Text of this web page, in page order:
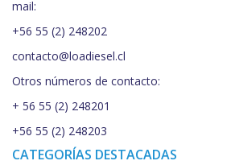
mail:
+56 55 (2) 248202
contacto@loadiesel.cl
Otros números de contacto:
+ 56 55 (2) 248201
+56 55 (2) 248203
CATEGORÍAS DESTACADAS